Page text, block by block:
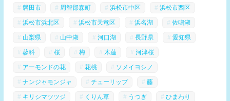
磐田市 周智郡森町 浜松市中区 浜松市西区
浜松市浜北区 浜松市天竜区 浜名湖 佐鳴湖
山梨県 山中湖 河口湖 長野県 愛知県
蓼科 桜 梅 木蓮 河津桜
アーモンドの花 花桃 ソメイヨシノ
ナンジャモンジャ チューリップ 藤
キリシマツツジ くりん草 うつぎ ひまわり